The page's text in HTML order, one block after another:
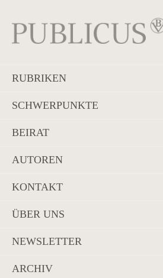
RUBRIKEN
SCHWERPUNKTE
BEIRAT
AUTOREN
KONTAKT
ÜBER UNS
NEWSLETTER
ARCHIV